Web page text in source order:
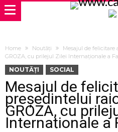
Home Noutăți
Mesajul de felicitare
GROZA, cu prilejul Zilei Internaționale a
NOUTĂȚI SOCIAL
Mesajul de
președintelui
GROZA, cu
Internaționale a